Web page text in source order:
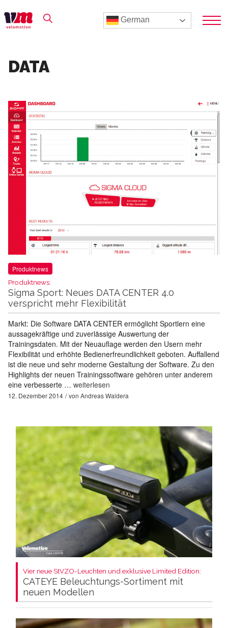
German
DATA
Produktnews
Produktnews:
Sigma Sport: Neues DATA CENTER 4.0
verspricht mehr Flexibilität
Markt: Die Software DATA CENTER ermöglicht Sportlern eine
aussagekräftige und zuverlässige Auswertung der
Trainingsdaten. Mit der Neuauflage werden den Usern mehr
Flexibilität und erhöhte Bedienerfreundlichkeit geboten. Auffallend
ist die neue und sehr moderne Gestaltung der Software. Zu den
Highlights der neuen Trainingssoftware gehören unter anderem
eine verbesserte … weiterlesen
12. Dezember 2014 von Andreas Waldera
Vier neue StVZO-Leuchten und exklusive Limited Edition:
CATEYE Beleuchtungs-Sortiment mit
neuen Modellen